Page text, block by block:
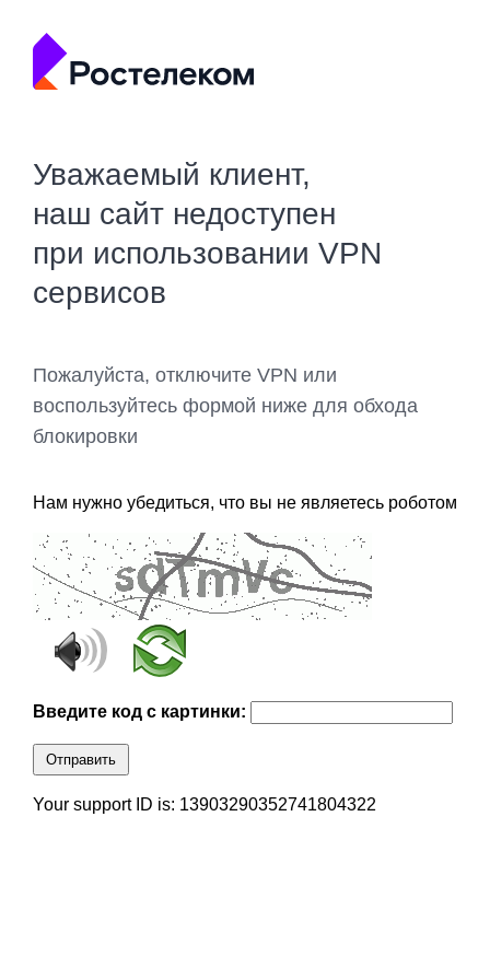
Уважаемый клиент,
наш сайт недоступен
при использовании VPN
сервисов
Пожалуйста, отключите VPN или
воспользуйтесь формой ниже для обхода
блокировки
Нам нужно убедиться, что вы не являетесь роботом
Введите код с картинки:
Отправить
Your support ID is: 13903290352741804322